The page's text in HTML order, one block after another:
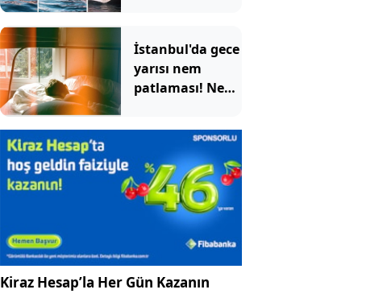
İstanbul'da gece
yarısı nem
patlaması! Nem
bulacak
Kiraz Hesap’la Her Gün Kazanın